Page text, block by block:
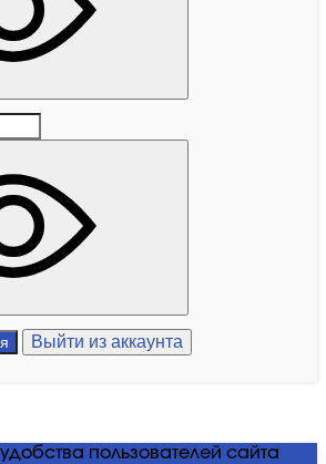
Выйти из аккаунта
пользователей сайта